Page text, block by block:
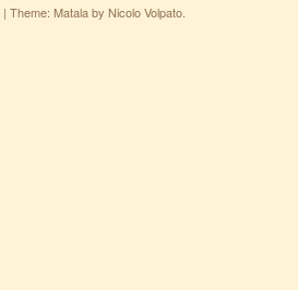
| Theme: Matala by Nicolo Volpato.